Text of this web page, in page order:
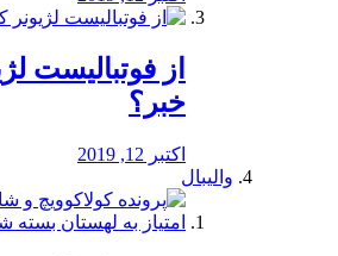
از فوتبالیست
خبر؟
اکتبر 12, 2019
والیبال